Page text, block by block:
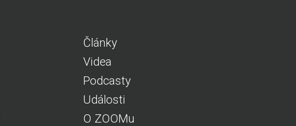
Články
Videa
Podcasty
Události
O ZOOMu